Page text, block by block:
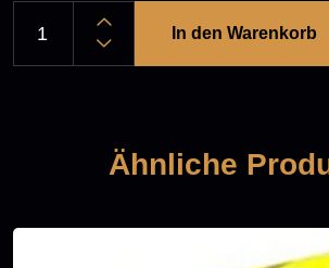
In den Warenkorb
Ähnliche